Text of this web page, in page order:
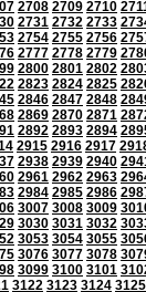
2708 2709 2710
2731 2732 2733
2754 2755 2756
2777 2778 2779
2800 2801 2802
2823 2824 2825
2846 2847 2848
2869 2870 2871
2892 2893 2894
2915 2916 2917
2938 2939 2940
2961 2962 2963
2984 2985 2986
3007 3008 3009
3030 3031 3032
3053 3054 3055
3076 3077 3078
3099 3100 3101
3122 3123 3124 3125